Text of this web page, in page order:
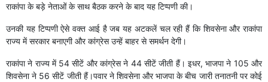
राकांपा के बड़े नेताओं के साथ बैठक करने के बाद यह टिप्पणी की।
उनकी यह टिप्पणी ऐसे वक्त आई है जब यह अटकलें चल रही हैं कि शिवसेना और राकांपा
राज्य में सरकार बनाएगी और कांग्रेस उन्हें बाहर से समर्थन देगी।
राकांपा ने राज्य में 54 सीटें और कांग्रेस ने 44 सीटें जीती हैं। इधर, भाजपा ने 105 और
शिवसेना ने 56 सीटें जीती हैं।पवार ने शिवसेना और भाजपा के बीच जारी तनातनी पर कोई